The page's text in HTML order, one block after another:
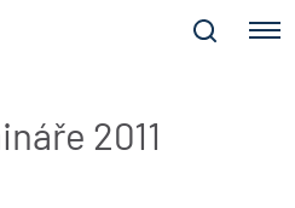
Menu
2011